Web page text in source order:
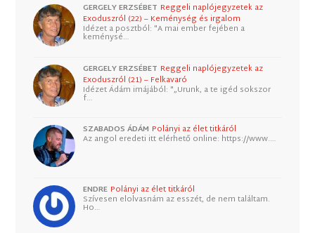
GERGELY ERZSÉBET Reggeli naplójegyzetek az
Exoduszról (22) – Keménység és irgalom
Idézet a posztból: "A mai ember fejében a
keménysé…
GERGELY ERZSÉBET Reggeli naplójegyzetek az
Exoduszról (21) – Felkavaró
Idézet Ádám imájából: "„Urunk, a te igéd sokszor
f…
SZABADOS ÁDÁM Polányi az élet titkáról
Az angol eredeti itt elérhető online: https://www.…
ENDRE Polányi az élet titkáról
Szívesen elolvasnám az esszét, de nem találtam.
Ho…